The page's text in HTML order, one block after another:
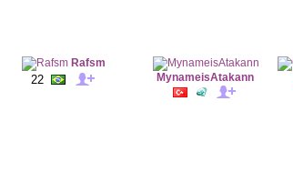
Rafsm
22 MynameisAtakann